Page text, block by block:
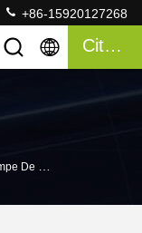
+86-15920127268
Citation
VFD